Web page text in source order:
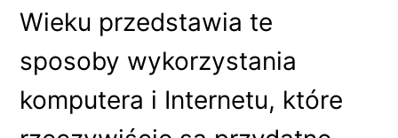
Wieku przedstawia te
sposoby wykorzystania
komputera i Internetu, które